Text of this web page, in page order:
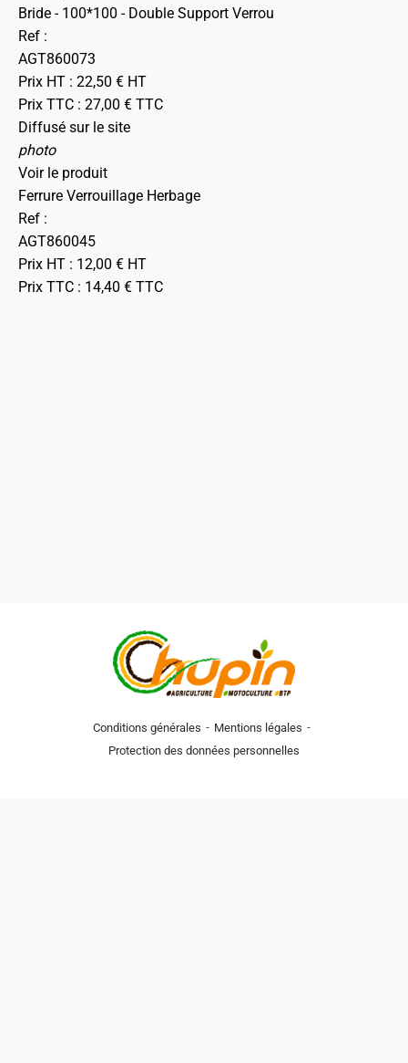
Bride - 100*100 - Double Support Verrou
Ref :
AGT860073
Prix HT : 22,50 € HT
Prix TTC : 27,00 € TTC
Diffusé sur le site
photo
Voir le produit
Ferrure Verrouillage Herbage
Ref :
AGT860045
Prix HT : 12,00 € HT
Prix TTC : 14,40 € TTC
Conditions générales - Mentions légales -
Protection des données personnelles